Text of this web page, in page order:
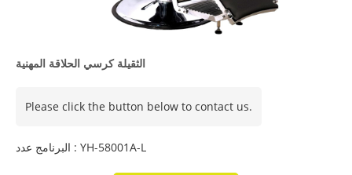
الثقيلة كرسي الحلاقة المهنية
Please click the button below to contact us.
البرنامج عدد : YH-58001A-L